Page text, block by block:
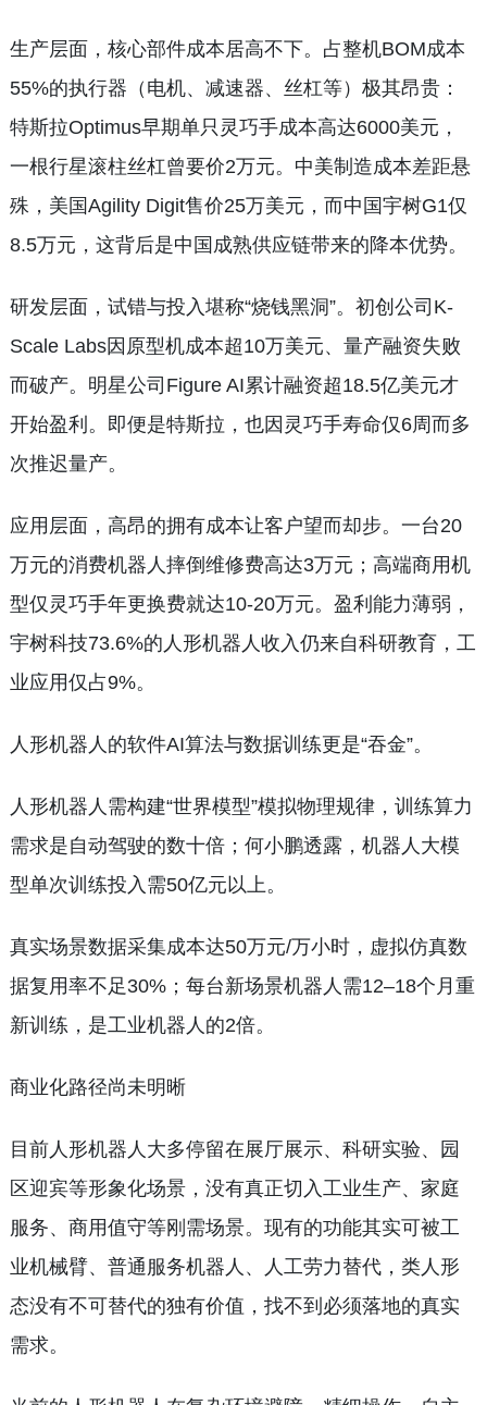
生产层面，核心部件成本居高不下。占整机BOM成本
55%的执行器（电机、减速器、丝杠等）极其昂贵：
特斯拉Optimus早期单只灵巧手成本高达6000美元，
一根行星滚柱丝杠曾要价2万元。中美制造成本差距悬
殊，美国Agility Digit售价25万美元，而中国宇树G1仅
8.5万元，这背后是中国成熟供应链带来的降本优势。
研发层面，试错与投入堪称“烧钱黑洞”。初创公司K-
Scale Labs因原型机成本超10万美元、量产融资失败
而破产。明星公司Figure AI累计融资超18.5亿美元才
开始盈利。即便是特斯拉，也因灵巧手寿命仅6周而多
次推迟量产。
应用层面，高昂的拥有成本让客户望而却步。一台20
万元的消费机器人摔倒维修费高达3万元；高端商用机
型仅灵巧手年更换费就达10-20万元。盈利能力薄弱，
宇树科技73.6%的人形机器人收入仍来自科研教育，工
业应用仅占9%。
人形机器人的软件AI算法与数据训练更是“吞金”。
人形机器人需构建“世界模型”模拟物理规律，训练算力
需求是自动驾驶的数十倍；何小鹏透露，机器人大模
型单次训练投入需50亿元以上。
真实场景数据采集成本达50万元/万小时，虚拟仿真数
据复用率不足30%；每台新场景机器人需12–18个月重
新训练，是工业机器人的2倍。
商业化路径尚未明晰
目前人形机器人大多停留在展厅展示、科研实验、园
区迎宾等形象化场景，没有真正切入工业生产、家庭
服务、商用值守等刚需场景。现有的功能其实可被工
业机械臂、普通服务机器人、人工劳力替代，类人形
态没有不可替代的独有价值，找不到必须落地的真实
需求。